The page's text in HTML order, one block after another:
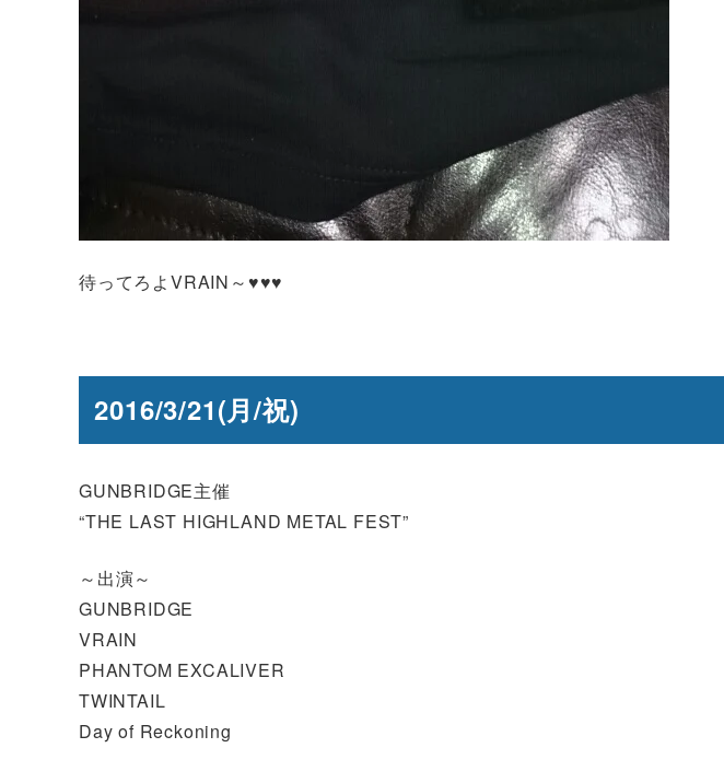
待ってろよVRAIN～♥♥♥
2016/3/21(月/祝)
GUNBRIDGE主催
“THE LAST HIGHLAND METAL FEST”
～出演～
GUNBRIDGE
VRAIN
PHANTOM EXCALIVER
TWINTAIL
Day of Reckoning